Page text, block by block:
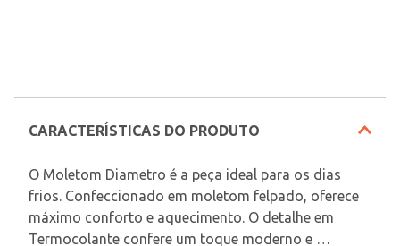
CARACTERÍSTICAS DO PRODUTO
O Moletom Diametro é a peça ideal para os dias
frios. Confeccionado em moletom felpado, oferece
máximo conforto e aquecimento. O detalhe em
Termocolante confere um toque moderno e